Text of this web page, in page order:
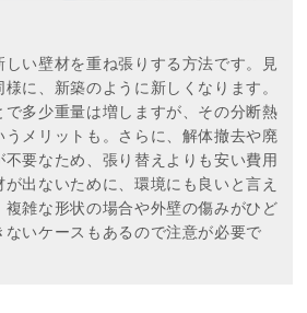
い壁材を重ね張りする方法です。見
に、新築のように新しくなります。
多少重量は増しますが、その分断熱
メリットも。さらに、解体撤去や廃
要なため、張り替えよりも安い費用
出ないために、環境にも良いと言え
複雑な形状の場合や外壁の傷みがひど
いケースもあるので注意が必要で